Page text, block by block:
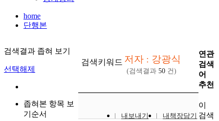
home
단행본
검색결과 좁혀 보기
선택해제
좁혀본 항목 보
기순서
검색키워드 저자 : 강광식
(검색결과 50 건)
내보내기
내책장담기
연관
검색
어
추천
이
검색